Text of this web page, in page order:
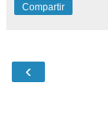
Compartir
‹